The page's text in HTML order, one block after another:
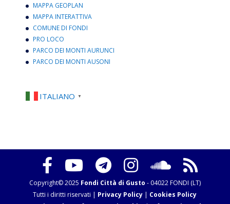
MAPPA GEOPLAN
MAPPA INTERATTIVA
COMUNE DI FONDI
PRO LOCO
PARCO DEI MONTI AURUNCI
PARCO DEI MONTI AUSONI
ITALIANO ▼
Copyright© 2025 Fondi Città di Gusto - 04022 FONDI (LT)
Tutti i diritti riservati | Privacy Policy | Cookies Policy